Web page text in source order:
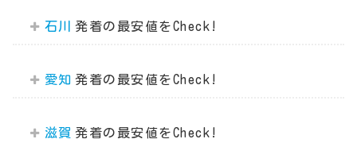
石川
愛知
滋賀